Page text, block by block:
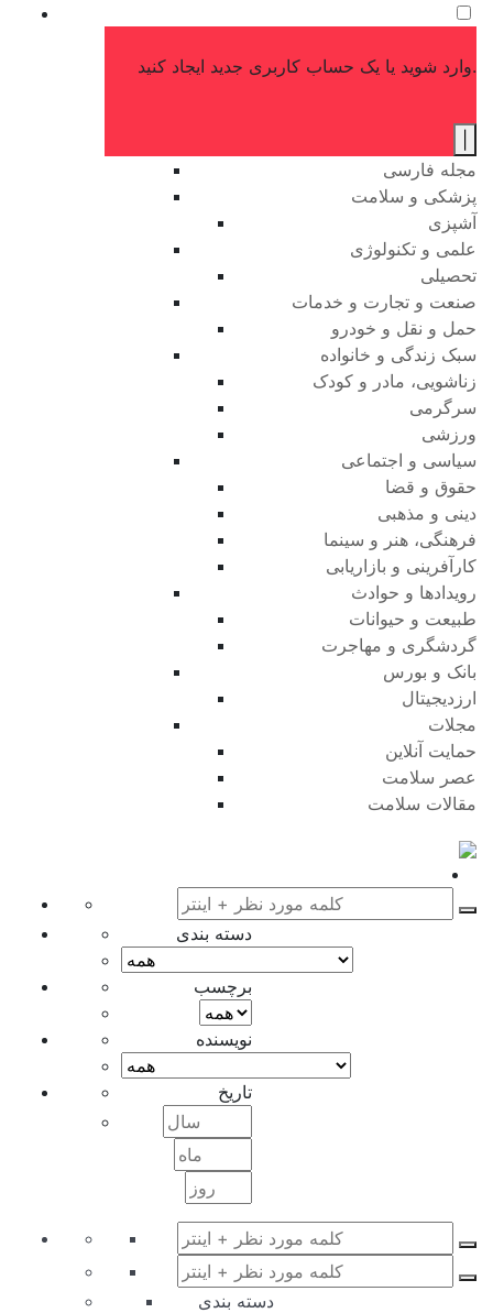
وارد شوید یا یک حساب کاربری جدید ایجاد کنید.
مجله فارسی
پزشکی و سلامت
آشپزی
علمی و تکنولوژی
تحصیلی
صنعت و تجارت و خدمات
حمل و نقل و خودرو
سبک زندگی و خانواده
زناشویی، مادر و کودک
سرگرمی
ورزشی
سیاسی و اجتماعی
حقوق و قضا
دینی و مذهبی
فرهنگی، هنر و سینما
کارآفرینی و بازاریابی
رویدادها و حوادث
طبیعت و حیوانات
گردشگری و مهاجرت
بانک و بورس
ارزدیجیتال
مجلات
حمایت آنلاین
عصر سلامت
مقالات سلامت
دسته بندی
برچسب
نویسنده
تاریخ
دسته بندی